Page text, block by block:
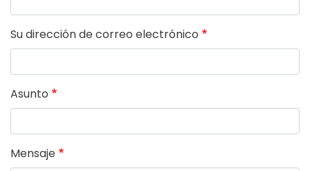
Su dirección de correo electrónico
Asunto
Mensaje